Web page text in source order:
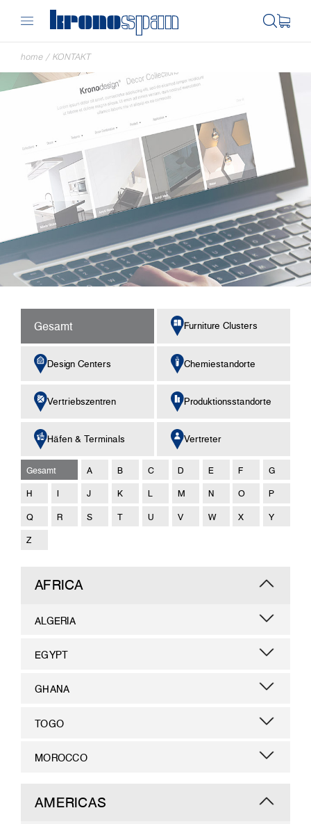
home / KONTAKT
Gesamt Furniture Clusters
Design Centers Chemiestandorte
Vertriebszentren Produktionsstandorte
Häfen & Terminals Vertreter
Gesamt A B C D E F
G
H
I J K L M N O
P
Q
R S T U V W X
Y
Z
AFRICA
ALGERIA
EGYPT
GHANA
TOGO
MOROCCO
AMERICAS